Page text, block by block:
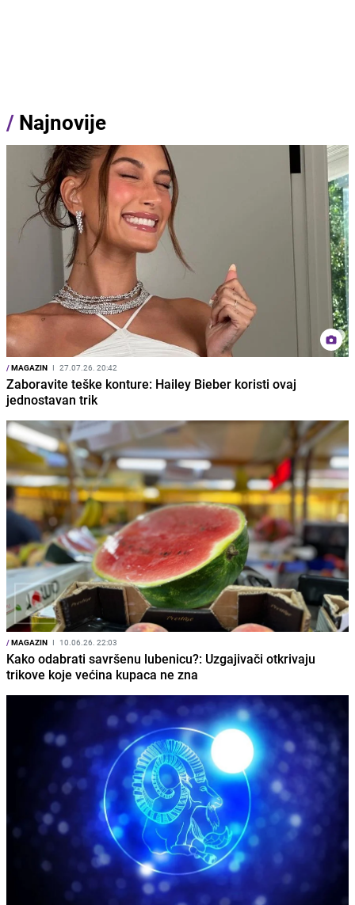
/ Najnovije
/MAGAZIN I 27.07.26. 20:42
Zaboravite teške konture: Hailey Bieber koristi ovaj
jednostavan trik
/MAGAZIN I 10.06.26. 22:03
Kako odabrati savršenu lubenicu?: Uzgajivači otkrivaju
trikove koje većina kupaca ne zna